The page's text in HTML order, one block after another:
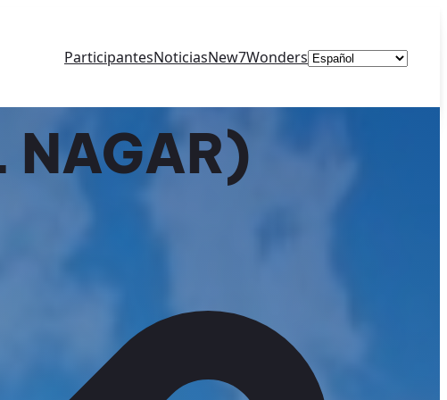
ParticipantesNoticiasNew7WondersElegir
NAGAR)